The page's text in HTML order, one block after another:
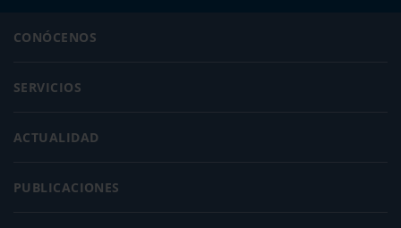
CONÓCENOS
SERVICIOS
ACTUALIDAD
PUBLICACIONES